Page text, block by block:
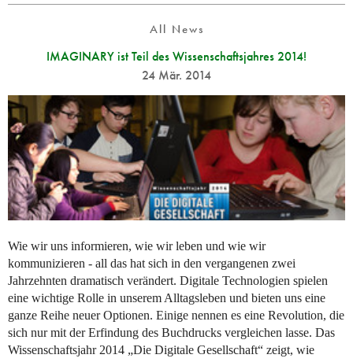
All News
IMAGINARY ist Teil des Wissenschaftsjahres 2014!
24 Mär. 2014
Wie wir uns informieren, wie wir leben und wie wir
kommunizieren - all das hat sich in den vergangenen zwei
Jahrzehnten dramatisch verändert. Digitale Technologien spielen
eine wichtige Rolle in unserem Alltagsleben und bieten uns eine
ganze Reihe neuer Optionen. Einige nennen es eine Revolution, die
sich nur mit der Erfindung des Buchdrucks vergleichen lasse. Das
Wissenschaftsjahr 2014 „Die Digitale Gesellschaft“ zeigt, wie